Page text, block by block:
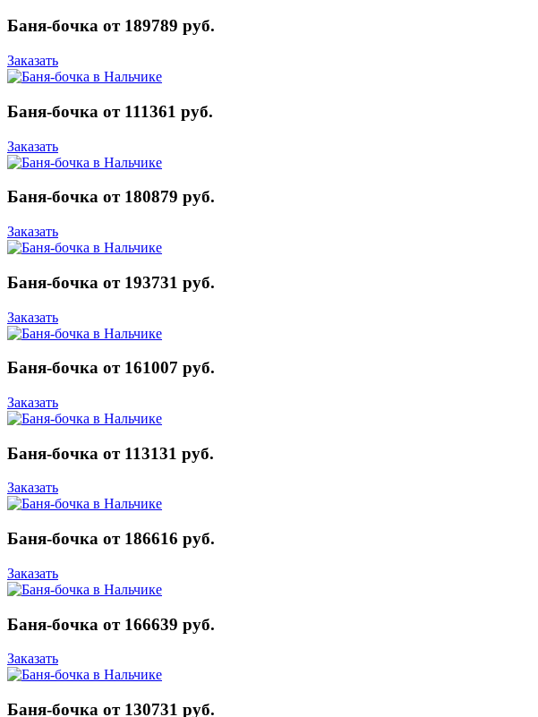
Баня-бочка от 189789 руб.
Заказать
Баня-бочка от 111361 руб.
Заказать
Баня-бочка от 180879 руб.
Заказать
Баня-бочка от 193731 руб.
Заказать
Баня-бочка от 161007 руб.
Заказать
Баня-бочка от 113131 руб.
Заказать
Баня-бочка от 186616 руб.
Заказать
Баня-бочка от 166639 руб.
Заказать
Баня-бочка от 130731 руб.